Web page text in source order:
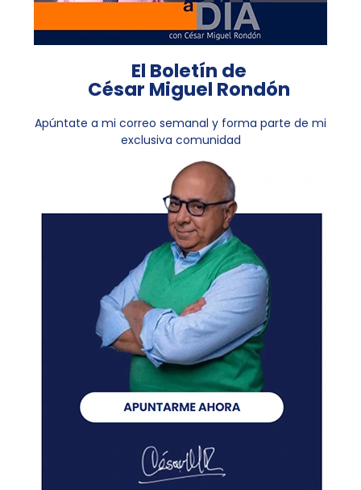
El Boletín de
César Miguel Rondón
Apúntate a mi correo semanal y forma parte de mi
exclusiva comunidad